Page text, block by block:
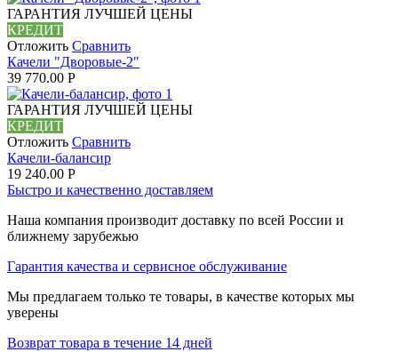
ГАРАНТИЯ ЛУЧШЕЙ ЦЕНЫ
КРЕДИТ
Отложить Сравнить
Качели "Дворовые-2"
39 770.00 Р
ГАРАНТИЯ ЛУЧШЕЙ ЦЕНЫ
КРЕДИТ
Отложить Сравнить
Качели-балансир
19 240.00 Р
Быстро и качественно доставляем
Наша компания производит доставку по всей России и
ближнему зарубежью
Гарантия качества и сервисное обслуживание
Мы предлагаем только те товары, в качестве которых мы
уверены
Возврат товара в течение 14 дней